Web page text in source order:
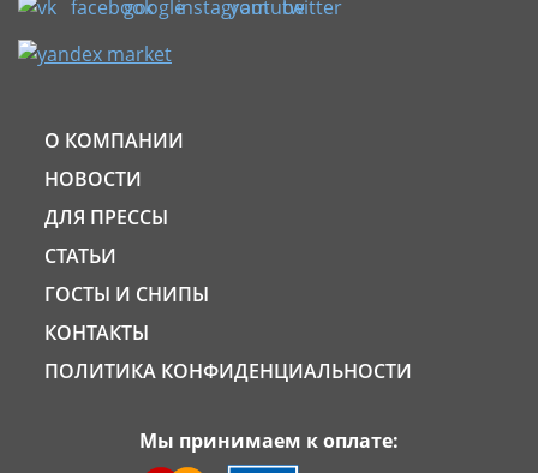
О КОМПАНИИ
НОВОСТИ
ДЛЯ ПРЕССЫ
СТАТЬИ
ГОСТЫ И СНИПЫ
КОНТАКТЫ
ПОЛИТИКА КОНФИДЕНЦИАЛЬНОСТИ
Мы принимаем к оплате: